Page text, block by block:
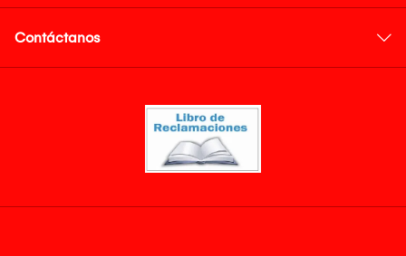
Contáctanos